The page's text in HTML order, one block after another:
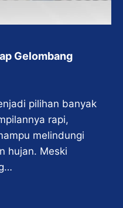
Gelombang
pilihan banyak
rapi,
melindungi
hujan. Meski